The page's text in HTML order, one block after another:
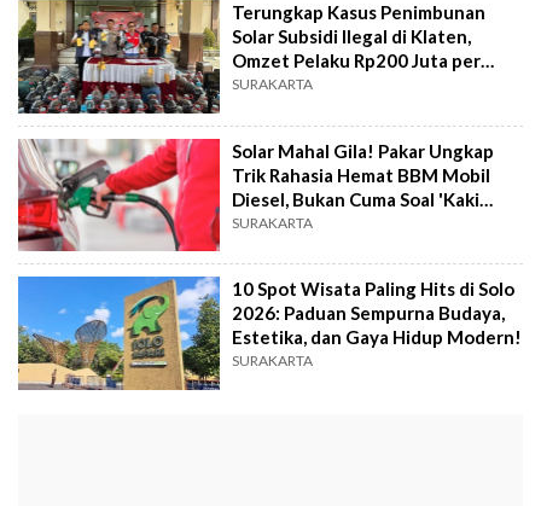
Terungkap Kasus Penimbunan
Solar Subsidi Ilegal di Klaten,
Omzet Pelaku Rp200 Juta per
Bulan
SURAKARTA
Solar Mahal Gila! Pakar Ungkap
Trik Rahasia Hemat BBM Mobil
Diesel, Bukan Cuma Soal 'Kaki
Kanan'
SURAKARTA
10 Spot Wisata Paling Hits di Solo
2026: Paduan Sempurna Budaya,
Estetika, dan Gaya Hidup Modern!
SURAKARTA